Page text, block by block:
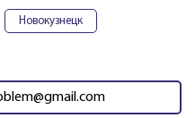
Новокузнецк